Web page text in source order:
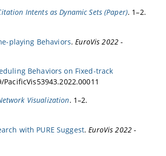
Intents as Dynamic Sets (Paper). 1–2.
playing Behaviors. EuroVis 2022 -
Behaviors on Fixed-track
Visualization. 1–2.
with PURE Suggest. EuroVis 2022 -